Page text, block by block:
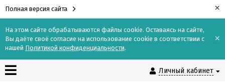
Полная версия сайта ×
На этом сайте обрабатываются файлы cookie. Оставаясь на сайте,
Вы даёте своё согласие на использование cookie в соответствии с
нашей Политикой конфиденциальности.
×
Личный кабинет
Контакты
Доставка